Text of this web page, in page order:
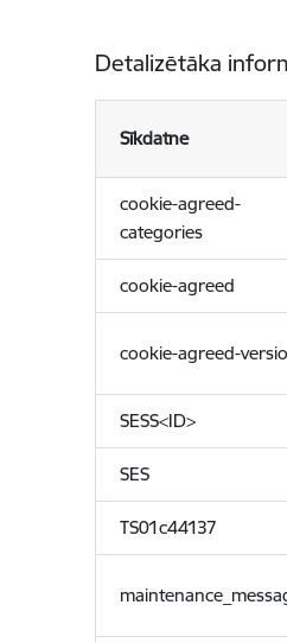
Detalizētāka
Sīkdatne
cookie-agreed-
categories
cookie-agreed
cookie-agreed-
SESS<ID>
SES
TS01c44137